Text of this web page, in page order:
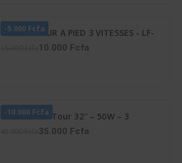
VENTILATEUR A PIED 3 VITESSES - LF-
-5.000 Fcfa
10.000 Fcfa
Ventilateur Tour 32″ – 50W – 3
Vitesses – Vent_Lg32-06R – Noir
-10.000 Fcfa
35.000 Fcfa